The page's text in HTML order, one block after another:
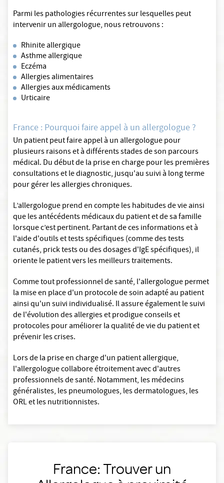
Parmi les pathologies récurrentes sur lesquelles peut
intervenir un allergologue, nous retrouvons :
Rhinite allergique
Asthme allergique
Eczéma
Allergies alimentaires
Allergies aux médicaments
Urticaire
France : Pourquoi faire appel à un allergologue ?
Un patient peut faire appel à un allergologue pour
plusieurs raisons et à différents stades de son parcours
médical. Du début de la prise en charge pour les premières
consultations et le diagnostic, jusqu'au suivi à long terme
pour gérer les allergies chroniques.
L’allergologue prend en compte les habitudes de vie ainsi
que les antécédents médicaux du patient et de sa famille
lorsque c’est pertinent. Partant de ces informations et à
l'aide d'outils et tests spécifiques (comme des tests
cutanés, prick tests ou des dosages d'IgE spécifiques), il
oriente le patient vers les meilleurs traitements.
Comme tout professionnel de santé, l'allergologue permet
la mise en place d'un protocole de soin adapté au patient
ainsi qu'un suivi individualisé. Il assure également le suivi
de l'évolution des allergies et prodigue conseils et
protocoles pour améliorer la qualité de vie du patient et
prévenir les crises.
Lors de la prise en charge d'un patient allergique,
l'allergologue collabore étroitement avec d'autres
professionnels de santé. Notamment, les médecins
généralistes, les pneumologues, les dermatologues, les
ORL et les nutritionnistes.
France: Trouver un